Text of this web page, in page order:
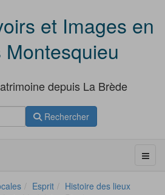
et Images en
Montesquieu
depuis La Brède
Rechercher
Esprit
Histoire des lieux